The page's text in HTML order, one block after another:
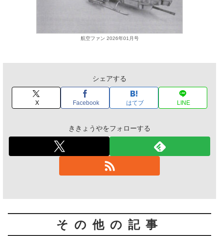
航空ファン 2026年01月号
シェアする
X Facebook はてブ LINE
ききょうやをフォローする
その他の記事